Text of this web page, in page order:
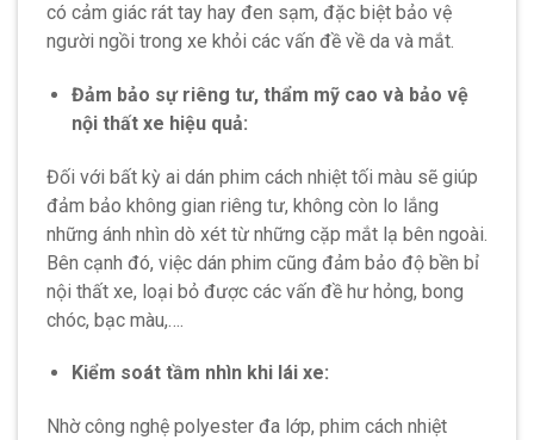
có cảm giác rát tay hay đen sạm, đặc biệt bảo vệ
người ngồi trong xe khỏi các vấn đề về da và mắt.
Đảm bảo sự riêng tư, thẩm mỹ cao và bảo vệ
nội thất xe hiệu quả:
Đối với bất kỳ ai dán phim cách nhiệt tối màu sẽ giúp
đảm bảo không gian riêng tư, không còn lo lắng
những ánh nhìn dò xét từ những cặp mắt lạ bên ngoài.
Bên cạnh đó, việc dán phim cũng đảm bảo độ bền bỉ
nội thất xe, loại bỏ được các vấn đề hư hỏng, bong
chóc, bạc màu,….
Kiểm soát tầm nhìn khi lái xe:
Nhờ công nghệ polyester đa lớp, phim cách nhiệt